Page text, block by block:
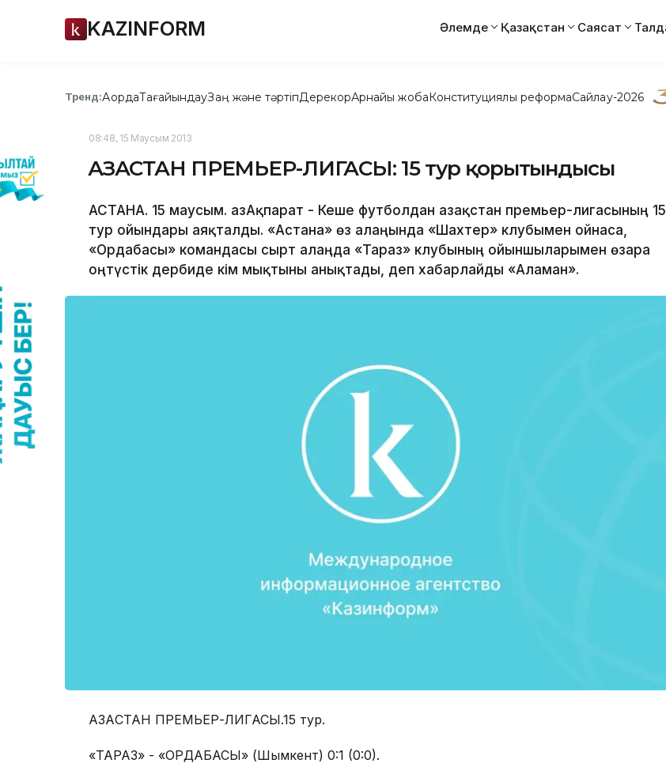
KAZINFORM Әлемде Қазақстан Саясат
Тренд:АқордаТағайындауЗаң және тәртіпДерекқорАрнайы жобаКонституциялық реформаСайлау-2026
08:48, 15 Маусым 2013
ҚАЗАҚСТАН ПРЕМЬЕР-ЛИГАСЫ: 15 тур қорытындысы
АСТАНА. 15 маусым. ҚазАқпарат - Кеше футболдан Қазақстан премьер-лигасының 15
тур ойындары аяқталды. «Астана» өз алаңында «Шахтер» клубымен ойнаса,
«Ордабасы» командасы сырт алаңда «Тараз» клубының ойыншыларымен өзара
оңтүстік дербиде кім мықтыны анықтады, деп хабарлайды «Аламан».
ҚАЗАҚСТАН ПРЕМЬЕР-ЛИГАСЫ.15 тур.
«ТАРАЗ» - «ОРДАБАСЫ» (Шымкент) 0:1 (0:0).